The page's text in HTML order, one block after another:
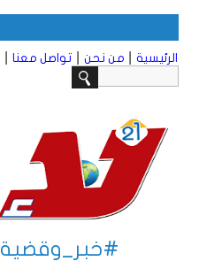
الرئيسية من نحن تواصل معنا
#خبر_وقضية